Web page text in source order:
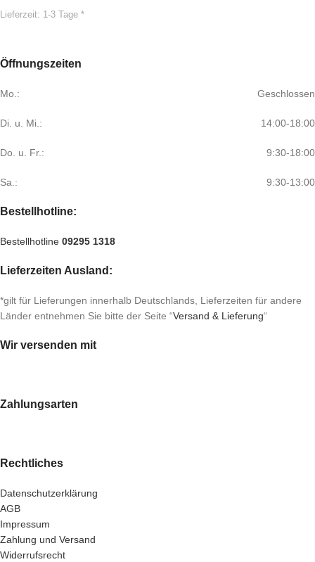
Lieferzeit: 1-3 Tage *
Öffnungszeiten
Mo.: Geschlossen
Di. u. Mi.: 14:00-18:00
Do. u. Fr.: 9:30-18:00
Sa.: 9:30-13:00
Bestellhotline:
Bestellhotline 09295 1318
Lieferzeiten Ausland:
*gilt für Lieferungen innerhalb Deutschlands, Lieferzeiten für andere
Länder entnehmen Sie bitte der Seite “Versand & Lieferung“
Wir versenden mit
Zahlungsarten
Rechtliches
Datenschutzerklärung
AGB
Impressum
Zahlung und Versand
Widerrufsrecht